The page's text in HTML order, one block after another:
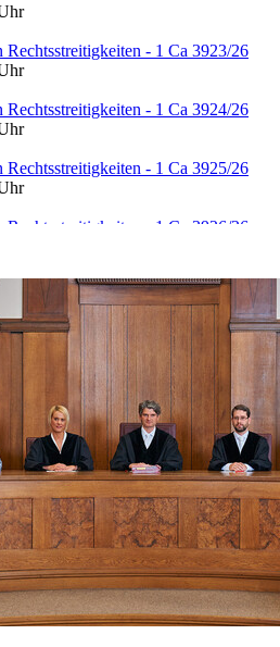
- 1 Ca 3923/26
- 1 Ca 3924/26
- 1 Ca 3925/26
- 1 Ca 3926/26
Rechtsstreitigkeiten - 9 Ca 4025/26
Aufgehoben!
Rechtsstreitigkeiten - 9 Ca 4906/26
Rechtsstreitigkeiten - 1 Ca 5148/26
Rechtsstreitigkeiten - 9 Ca 4026/26
- 1 Ca 5468/26
- 1 Ca 3913/26